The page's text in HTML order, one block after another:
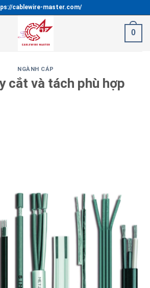
cablewire-master.com/
0
NGÀNH CÁP
cắt và tách phù hợp